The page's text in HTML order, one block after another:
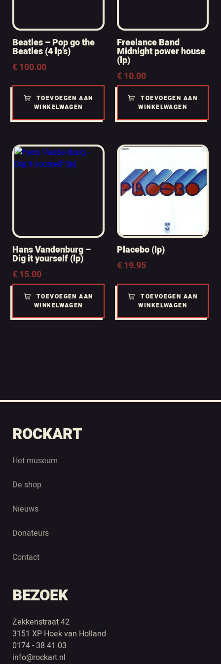
Beatles – Pop go the
Beatles (4 lp’s)
€100.00
TOEVOEGEN AAN
WINKELWAGEN
Freelance Band
Midnight power house
(lp)
€10.00
TOEVOEGEN AAN
WINKELWAGEN
Hans Vandenburg –
Dig it yourself (lp)
€15.00
TOEVOEGEN AAN
WINKELWAGEN
Placebo (lp)
€19.95
TOEVOEGEN AAN
WINKELWAGEN
ROCKART
Het museum
De shop
Nieuws
Donateurs
Contact
BEZOEK
Zekkenstraat 42
3151 XP Hoek van Holland
0174 - 38 41 03
info@rockart.nl